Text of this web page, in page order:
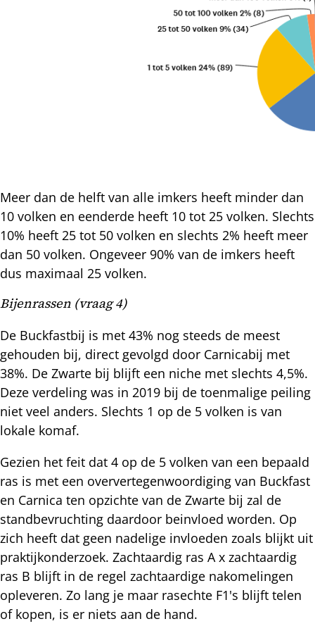
Meer dan de helft van alle imkers heeft minder dan
10 volken en eenderde heeft 10 tot 25 volken. Slechts
10% heeft 25 tot 50 volken en slechts 2% heeft meer
dan 50 volken. Ongeveer 90% van de imkers heeft
dus maximaal 25 volken.
Bijenrassen (vraag 4)
De Buckfastbij is met 43% nog steeds de meest
gehouden bij, direct gevolgd door Carnicabij met
38%. De Zwarte bij blijft een niche met slechts 4,5%.
Deze verdeling was in 2019 bij de toenmalige peiling
niet veel anders. Slechts 1 op de 5 volken is van
lokale komaf.
Gezien het feit dat 4 op de 5 volken van een bepaald
ras is met een oververtegenwoordiging van Buckfast
en Carnica ten opzichte van de Zwarte bij zal de
standbevruchting daardoor beinvloed worden. Op
zich heeft dat geen nadelige invloeden zoals blijkt uit
praktijkonderzoek. Zachtaardig ras A x zachtaardig
ras B blijft in de regel zachtaardige nakomelingen
opleveren. Zo lang je maar rasechte F1's blijft telen
of kopen, is er niets aan de hand.